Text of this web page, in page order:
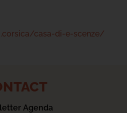
casa-di-e-scenze/
Agenda